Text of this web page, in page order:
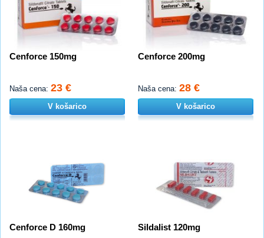
Cenforce 150mg
Naša cena: 23 €
V košarico
Cenforce 200mg
Naša cena: 28 €
V košarico
Cenforce D 160mg Sildalist 120mg